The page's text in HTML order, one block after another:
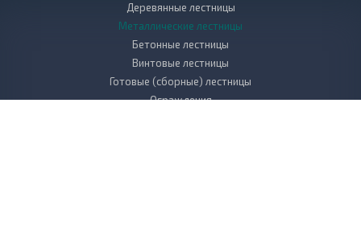
Деревянные лестницы
Металлические лестницы
Бетонные лестницы
Винтовые лестницы
Готовые (сборные) лестницы
Ограждения